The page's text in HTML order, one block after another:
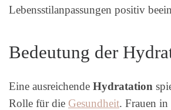
Lebensstilanpassungen positiv
Bedeutung der
Eine ausreichende Hydratation
Rolle für die Gesundheit. Frauen in